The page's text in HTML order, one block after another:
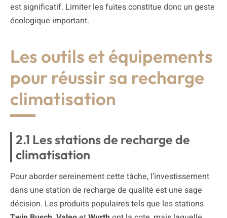
est significatif. Limiter les fuites constitue donc un geste
écologique important.
Les outils et équipements
pour réussir sa recharge
climatisation
2.1 Les stations de recharge de
climatisation
Pour aborder sereinement cette tâche, l’investissement
dans une station de recharge de qualité est une sage
décision. Les produits populaires tels que les stations